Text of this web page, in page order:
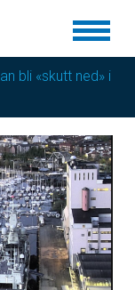
bli «skutt ned» i